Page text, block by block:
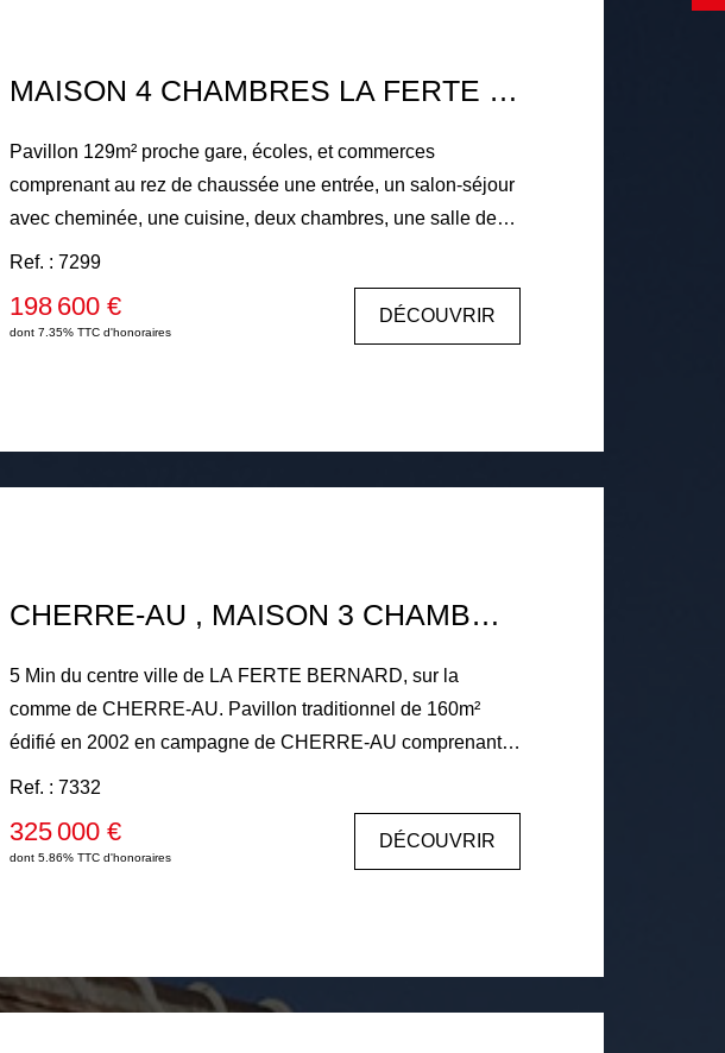
MAISON 4 CHAMBRES LA FERTE BERNARD
Pavillon 129m² proche gare, écoles, et commerces
comprenant au rez de chaussée une entrée, un salon-séjour
avec cheminée, une cuisine, deux chambres, une salle de
bains. A l'étage palier, deux chambres, une salle d'eau avec
wc, une salle de jeux. Sous-sol total. Terrain de 768m² avec
terrasse . Chauffage gaz de ville, menuiseries bois double
Ref. : 7299
198 600 €
dont 7.35% TTC d'honoraires
DÉCOUVRIR
CHERRE-AU , MAISON 3 CHAMBRES 160 M2
5 Min du centre ville de LA FERTE BERNARD, sur la
comme de CHERRE-AU. Pavillon traditionnel de 160m²
édifié en 2002 en campagne de CHERRE-AU comprenant
au rez-de-chaussée : une entrée, séjour / salon avec
cheminée insert, une cuisine aménagée équipée, véranda,
une chambre, une salle de bains avec douche, un cellier,
une chaufferie. A l'étage : palier desservant deux chambres
individuel conforme, menuiseries PVC double vitrage, volets
roulants. Grand garage carrelé de 58m² avec wc, point d'eau
Ref. : 7332
325 000 €
dont 5.86% TTC d'honoraires
DÉCOUVRIR